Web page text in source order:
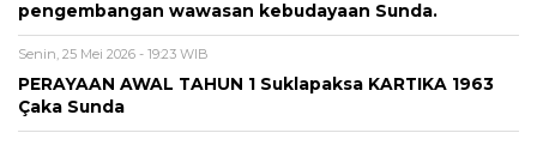
pengembangan wawasan kebudayaan Sunda.
Senin, 25 Mei 2026 - 19:23 WIB
PERAYAAN AWAL TAHUN 1 Suklapaksa KARTIKA 1963
Çaka Sunda